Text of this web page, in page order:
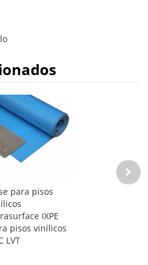
para pisos
IXPE
pisos vinílicos
LVT